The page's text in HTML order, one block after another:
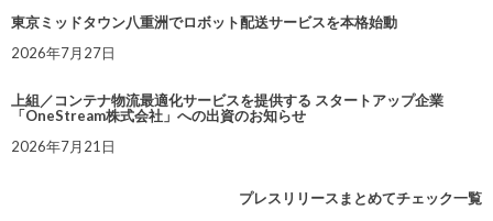
東京ミッドタウン八重洲でロボット配送サービスを本格始動
2026年7月27日
上組／コンテナ物流最適化サービスを提供する スタートアップ企業
「OneStream株式会社」への出資のお知らせ
2026年7月21日
プレスリリースまとめてチェック一覧